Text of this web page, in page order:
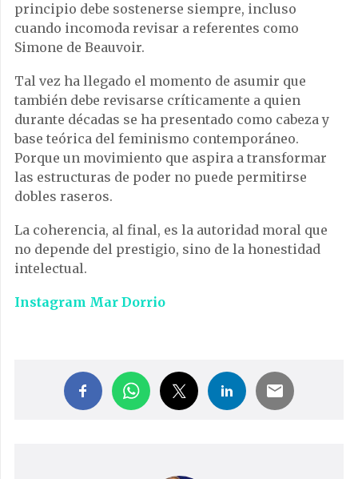
principio debe sostenerse siempre, incluso
cuando incomoda revisar a referentes como
Simone de Beauvoir.
Tal vez ha llegado el momento de asumir que
también debe revisarse críticamente a quien
durante décadas se ha presentado como cabeza y
base teórica del feminismo contemporáneo.
Porque un movimiento que aspira a transformar
las estructuras de poder no puede permitirse
dobles raseros.
La coherencia, al final, es la autoridad moral que
no depende del prestigio, sino de la honestidad
intelectual.
Instagram Mar Dorrio